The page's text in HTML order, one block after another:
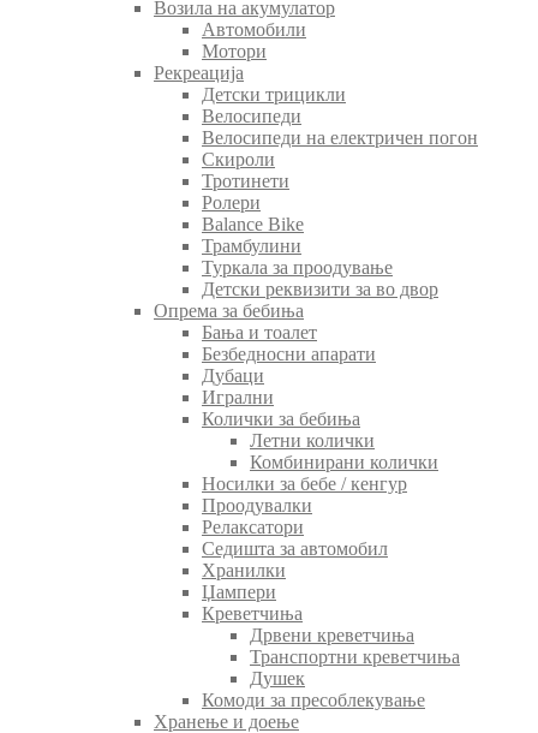
Возила на акумулатор
Автомобили
Мотори
Рекреација
Детски трицикли
Велосипеди
Велосипеди на електричен погон
Скироли
Тротинети
Ролери
Balance Bike
Трамбулини
Туркала за проодување
Детски реквизити за во двор
Опрема за бебиња
Бања и тоалет
Безбедносни апарати
Дубаци
Игрални
Колички за бебиња
Летни колички
Комбинирани колички
Носилки за бебе / кенгур
Проодувалки
Релаксатори
Седишта за автомобил
Хранилки
Џампери
Креветчиња
Дрвени креветчиња
Транспортни креветчиња
Душек
Комоди за пресоблекување
Хранење и доење